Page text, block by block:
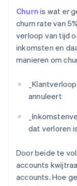
Churn is wat er
churn rate van
verloop van tijd
inkomsten en
manieren om
_Klantverloop:
annuleert
_
dat verloren
Door beide te
accounts
accounts. Hoe